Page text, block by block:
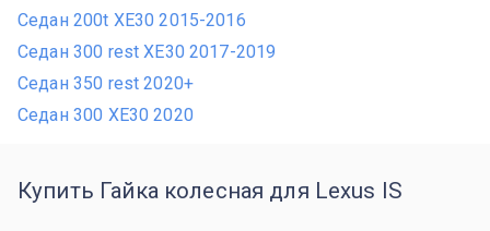
Седан 200t XE30 2015-2016
Седан 300 rest XE30 2017-2019
Седан 350 rest 2020+
Седан 300 XE30 2020
Купить Гайка колесная для Lexus IS